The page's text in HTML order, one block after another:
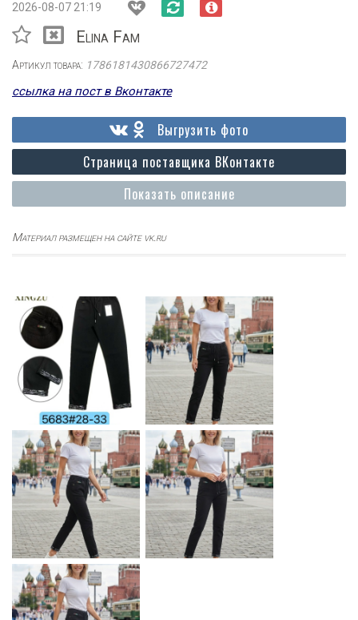
2026-08-07 21:19
Elina Fam
Артикул товара: 1786181430866727472
ссылка на пост в Вконтакте
Показать описание
Страница поставщика ВКонтакте
Выгрузить фото
Материал размещен на сайте vk.ru